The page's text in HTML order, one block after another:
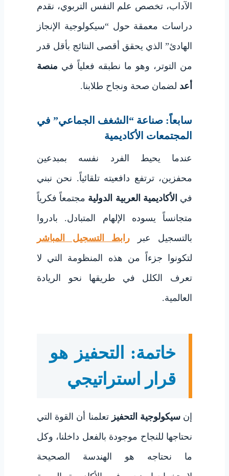
الآداب، تخصص علم النفس التربوي، نقدم
دراسات معمقة حول “سيكولوجية الإنجاز
الهادئ” الذي يحقق أقصى النتائج بأقل قدر
من التوتر، وهو ما نطبقه فعلياً في منصة
أعد لضمان صحة ونجاح طلابنا.
سابعاً: صناعة “الشغف الجماعي” في
المجتمعات الأكاديمية
عندما يحيط الفرد نفسه بمبدعين
محفزين، ترتفع دافعيته تلقائياً. نحن نبني
في الأكاديمية العربية الدولية مجتمعاً فكرياً
متجانساً يسوده الإلهام المتبادل. بادروا
بالتسجيل عبر رابط التسجيل المباشر
لتكونوا جزءاً من هذه المنظومة التي لا
تعرف الكلل في طريقها نحو الريادة
العالمية.
خاتمة: التحفيز هو
قرار استراتيجي
إنسيكولوجية التحفيز تعلمنا أن القوة التي
نحتاجها للنجاح موجودة بالفعل داخلنا، وكل
ما نحتاجه هو الهندسة الصحيحة